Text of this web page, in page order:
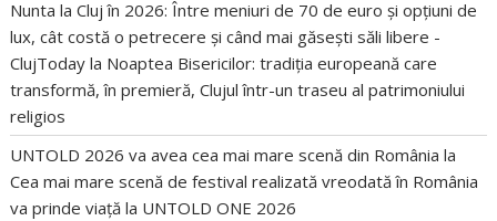
Nunta la Cluj în 2026: Între meniuri de 70 de euro și opțiuni de
lux, cât costă o petrecere și când mai găsești săli libere -
ClujToday la Noaptea Bisericilor: tradiția europeană care
transformă, în premieră, Clujul într-un traseu al patrimoniului
religios
UNTOLD 2026 va avea cea mai mare scenă din România la
Cea mai mare scenă de festival realizată vreodată în România
va prinde viață la UNTOLD ONE 2026